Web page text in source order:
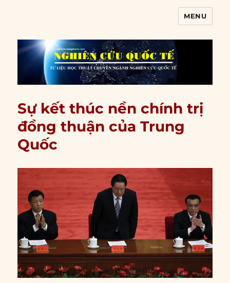
MENU
Sự kết thúc nền chính trị
đồng thuận của Trung
Quốc